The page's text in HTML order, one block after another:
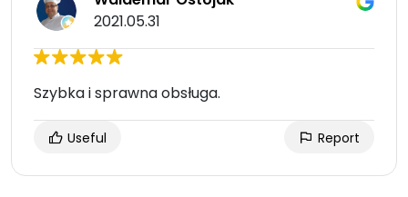
2021.05.31
Szybka i sprawna obsługa.
Useful Report